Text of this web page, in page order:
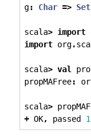
g: Char => Set
scala> import
import org.
scala> val
propMAFree:
scala>
+ OK, passed